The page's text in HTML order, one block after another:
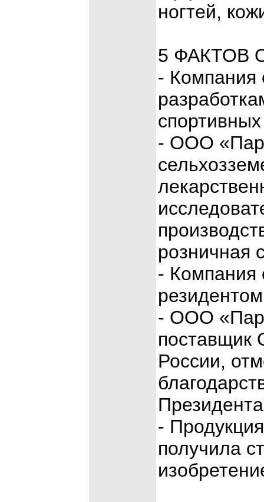
ногтей,
5 ФАКТОВ
- Компания
- ООО
розничная
- Компания
- ООО
поставщик
России,
-
получила